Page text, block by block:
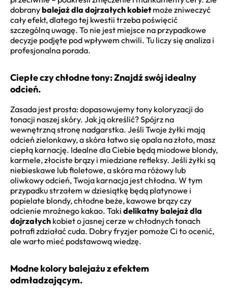
dobranybalejaż dla dojrzałych kobietmoże zniweczyć
cały efekt, dlatego tej kwestii trzeba poświęcić
szczególną uwagę. To nie jest miejsce na przypadkowe
decyzje podjęte pod wpływem chwili. Tu liczy się analiza i
profesjonalna porada.
Ciepłe czy chłodne tony: Znajdź swój idealny
odcień.
Zasada jest prosta: dopasowujemy tony koloryzacji do
tonacji naszej skóry. Jak ją określić? Spójrz na
wewnętrzną stronę nadgarstka. Jeśli Twoje żyłki mają
odcień zielonkawy, a skóra łatwo się opala na złoto, masz
ciepłą karnację. Idealne dla Ciebie będą miodowe blondy,
karmele, złociste brązy i miedziane refleksy. Jeśli żyłki są
niebieskawe lub fioletowe, a skóra ma różowy lub
oliwkowy odcień, Twoja karnacja jest chłodna. W tym
przypadku strzałem w dziesiątkę będą platynowe i
popielate blondy, chłodne beże, kawowe brązy czy
odcienie mroźnego kakao. Taki delikatny balejaż dla
dojrzałych kobiet o jasnej cerze w chłodnych tonach
potrafi zdziałać cuda. Dobry fryzjer pomoże Ci to ocenić,
ale warto mieć podstawową wiedzę.
Modne kolory balejażu z efektem
odmładzającym.